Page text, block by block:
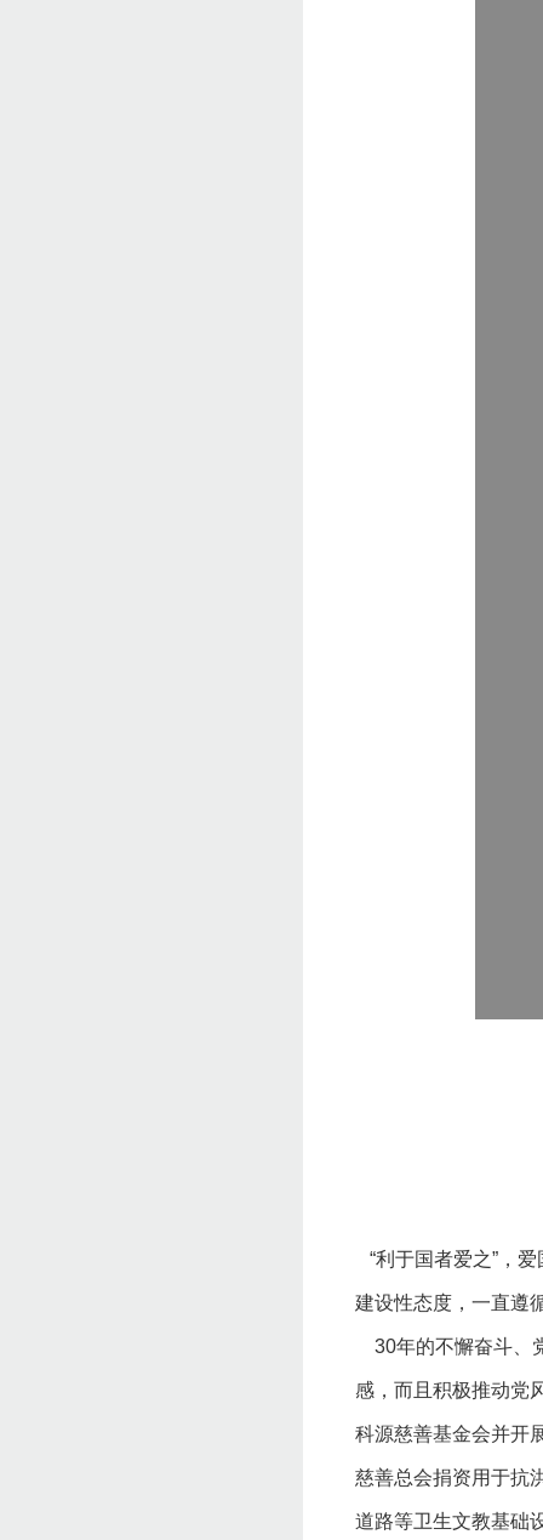
“利于国者爱之”，
建设性态度，一直遵
30年的不懈奋斗、
感，而且积极推动党
科源慈善基金会并开
慈善总会捐资用于抗
道路等卫生文教基础